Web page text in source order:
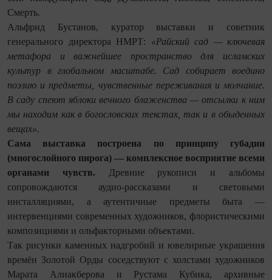
Смерть.
Альфрид Бустанов, куратор выставки и советник
генерального директора НМРТ: «Райский сад — ключевая
метафора и важнейшее пространство для исламских
культур в глобальном масштабе. Сад собирает воедино
поэзию и предметы, чувственные переживания и молчание.
В саду спеют яблоки вечного блаженства — отсылки к ним
мы находим как в богословских текстах, так и в обыденных
вещах».
Сама выставка построена по принципу губадии
(многослойного пирога) — комплексное восприятие всеми
органами чувств. Древние рукописи и альбомы
сопровождаются аудио-рассказами и световыми
инсталляциями, а аутентичные предметы быта —
интервенциями современных художников, флористическими
композициями и ольфакторными объектами.
Так рисунки каменных надгробий и ювелирные украшения
времён Золотой Орды соседствуют с холстами художников
Марата Алиакберова и Рустама Кубика, архивные